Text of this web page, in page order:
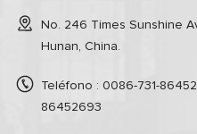
No. 246 Times Sunshine
Hunan, China.
Teléfono : 0086-731-
86452693